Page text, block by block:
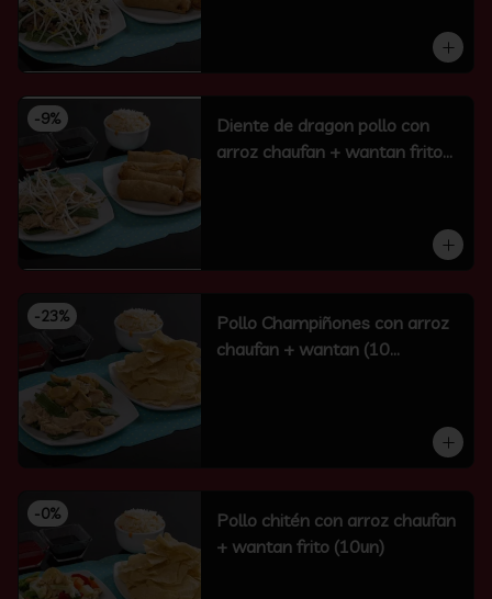
-9%
Diente de dragon pollo con
arroz chaufan + wantan frito
-23%
Pollo Champiñones con arroz
chaufan + wantan (10
-0%
Pollo chitén con arroz chaufan
+ wantan frito (10un)